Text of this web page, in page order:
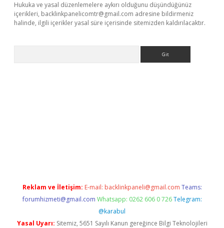
Hukuka ve yasal düzenlemelere aykırı olduğunu düşündüğünüz
içerikleri, backlinkpanelicomtr@gmail.com adresine bildirmeniz
halinde, ilgili içerikler yasal süre içerisinde sitemizden kaldırılacaktır.
Reklam ve İletişim: E-mail: backlinkpaneli@gmail.com Teams:
forumhizmeti@gmail.com Whatsapp: 0262 606 0 726 Telegram:
@karabul
Yasal Uyarı: Sitemiz, 5651 Sayılı Kanun gereğince Bilgi Teknolojileri